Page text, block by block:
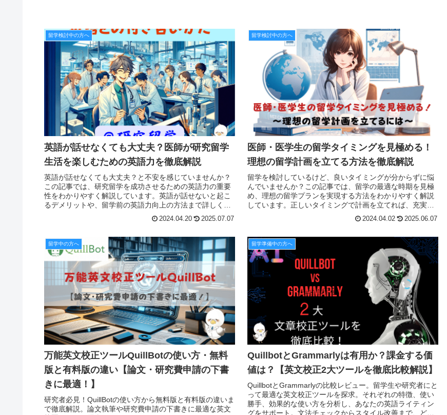
留学検討中の方へ
英語が話せなくても大丈夫？医師が研究留学
生活を楽しむための英語力を徹底解説
英語が話せなくても大丈夫？と不安を感じていませんか？
この記事では、研究留学を成功させるための英語力の重要
性をわかりやすく解説しています。英語が話せないと起こ
るデメリットや、留学前の英語力向上の方法まで詳しくご
紹介しています。最後まで読めば、英語が苦手でも安心し
て研究留学に挑戦することが可能です。
2024.04.20 2025.07.07
留学検討中の方へ
医師・医学生の留学タイミングを見極める！
理想の留学計画を立てる方法を徹底解説
留学を検討しているけど、良いタイミングが分からずに悩
んでいませんか？この記事では、留学の最適な時期を見極
め、理想の留学プランを実現する方法をわかりやすく解説
しています。正しいタイミングで計画を立てれば、充実し
た留学体験が待っています。最後まで読めば、自分にあっ
た留学のタイミングが理解できます。
2024.04.02 2025.06.07
留学中の方へ
万能英文校正ツールQuillBotの使い方・無料
版と有料版の違い【論文・研究費申請の下書
きに最適！】
研究者必見！QuillBotの使い方から無料版と有料版の違いま
で徹底解説。論文執筆や研究費申請の下書きに最適な英文
留学準備中の方へ
QuillbotとGrammarlyは有用か？課金する価
値は？【英文校正2大ツールを徹底比較解説】
QuillbotとGrammarlyの比較レビュー。留学生や研究者にと
って最適な英文校正ツールを探求。それぞれの特徴、使い
勝手、効果的な使い方を分析し、あなたの英語ライティン
グをサポート。文法チェックからスタイル改善まで、どち